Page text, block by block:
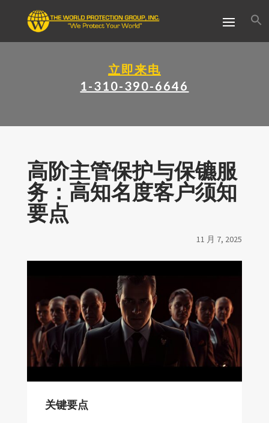
立即来电
1-310-390-6646
高阶主管保护与保镳服
务：高知名度客户须知
要点
11 月 7, 2025
关键要点